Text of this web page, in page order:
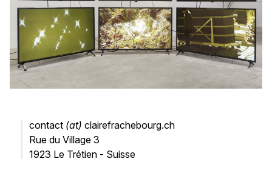
contact (at) clairefrachebourg.ch
Rue du Village 3
1923 Le Trétien - Suisse